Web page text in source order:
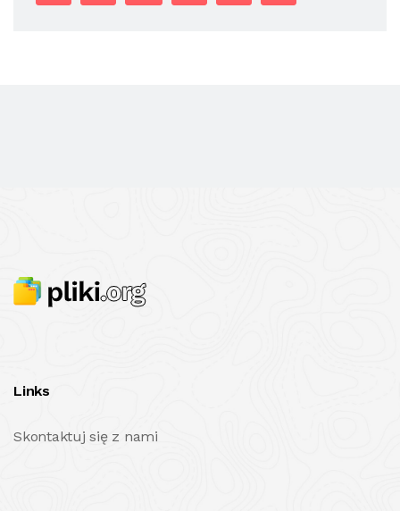
Links
Skontaktuj się z nami